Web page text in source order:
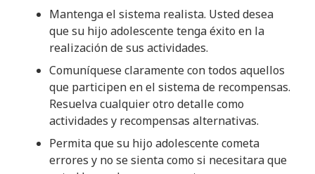
Mantenga el sistema realista. Usted desea
que su hijo adolescente tenga éxito en la
realización de sus actividades.
Comuníquese claramente con todos aquellos
que participen en el sistema de recompensas.
Resuelva cualquier otro detalle como
actividades y recompensas alternativas.
Permita que su hijo adolescente cometa
errores y no se sienta como si necesitara que